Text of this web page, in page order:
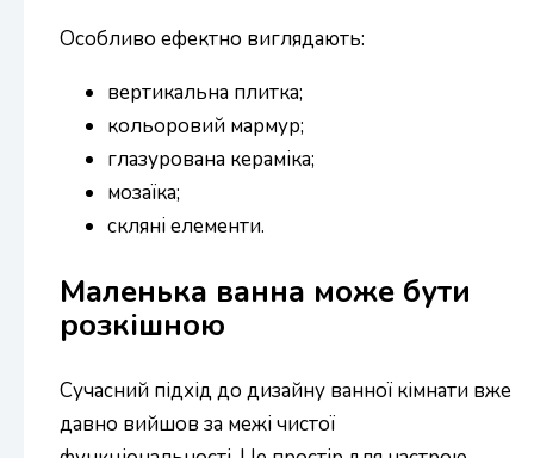
Особливо ефектно виглядають:
вертикальна плитка;
кольоровий мармур;
глазурована кераміка;
мозаїка;
скляні елементи.
Маленька ванна може бути
розкішною
Сучасний підхід до дизайну ванної кімнати вже
давно вийшов за межі чистої